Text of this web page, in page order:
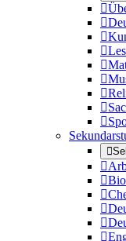















